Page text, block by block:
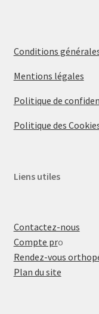
Conditions
Mentions légales
Politique de
Politique des
Liens utiles
Contactez-nous
Compte pro
Rendez-vous
Plan du site